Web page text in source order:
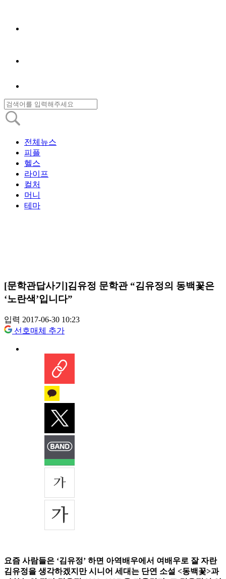
전체뉴스
피플
헬스
라이프
컬처
머니
테마
[문학관답사기]김유정 문학관 “김유정의 동백꽃은
‘노란색’입니다”
입력 2017-06-30 10:23
선호매체 추가
요즘 사람들은 ‘김유정’ 하면 아역배우에서 여배우로 잘 자란
김유정을 생각하겠지만 시니어 세대는 단연 소설 <동백꽃>과